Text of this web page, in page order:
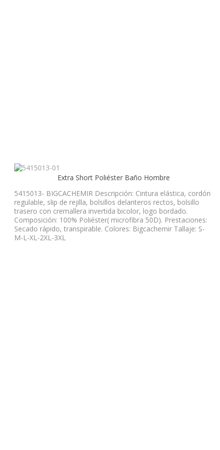
Extra Short Poliéster Baño Hombre
5415013- BIGCACHEMIR Descripción: Cintura elástica, cordón
regulable, slip de rejilla, bolsillos delanteros rectos, bolsillo
trasero con cremallera invertida bicolor, logo bordado.
Composición: 100% Poliéster( microfibra 50D). Prestaciones:
Secado rápido, transpirable. Colores: Bigcachemir Tallaje: S-
M-L-XL-2XL-3XL